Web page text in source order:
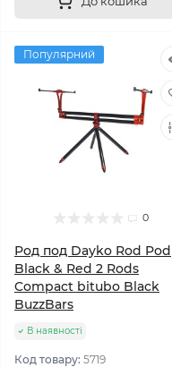
Популярний
0
Род под Dayko Rod Pod
Black & Red 2 Rods
Compact bitubo Black
BuzzBars
В наявності
Код товару: 5719